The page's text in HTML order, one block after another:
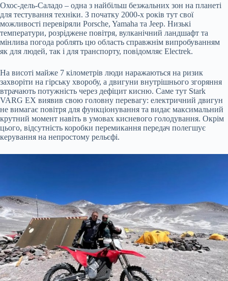
Охос-дель-Саладо – одна з найбільш безжальних зон на планеті
для тестування техніки. З початку 2000-х років тут свої
можливості перевіряли Porsche, Yamaha та Jeep. Низькі
температури, розріджене повітря, вулканічний ландшафт та
мінлива погода роблять цю область справжнім випробуванням
як для людей, так і для транспорту, повідомляє Electrek.
На висоті майже 7 кілометрів люди наражаються на ризик
захворіти на гірську хворобу, а двигуни внутрішнього згоряння
втрачають потужність через дефіцит кисню. Саме тут Stark
VARG EX виявив свою головну перевагу: електричний двигун
не вимагає повітря для функціонування та видає максимальний
крутний момент навіть в умовах кисневого голодування. Окрім
цього, відсутність коробки перемикання передач полегшує
керування на непростому рельєфі.